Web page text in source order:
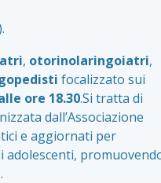
, otorinolaringoiatri,
focalizzato sui
ore 18.30.Si tratta di
dall’Associazione
e aggiornati per